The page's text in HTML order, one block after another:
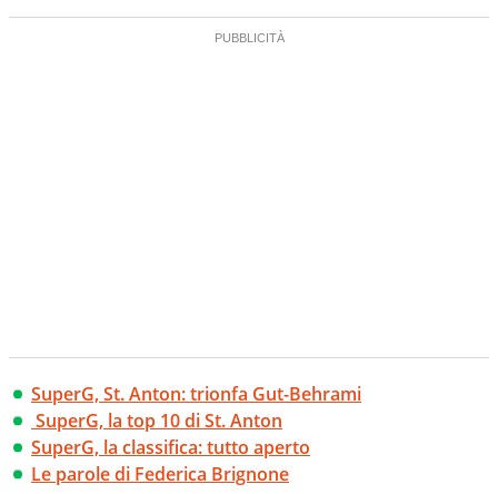
SuperG, St. Anton: trionfa Gut-Behrami
SuperG, la top 10 di St. Anton
SuperG, la classifica: tutto aperto
Le parole di Federica Brignone